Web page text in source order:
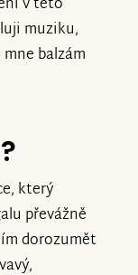
muziku,
balzám
který
převážně
dorozumět